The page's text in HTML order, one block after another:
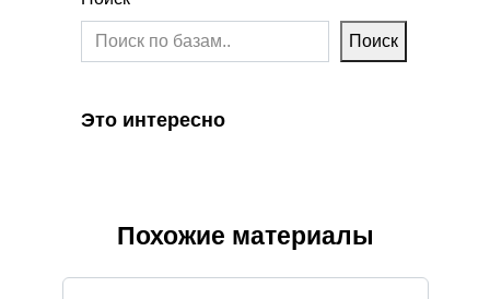
Поиск
Это интересно
Похожие материалы